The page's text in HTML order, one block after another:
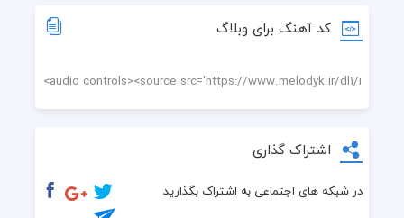
منم اشتباه کردم
میس کال رفیقاتو ندید میگیرم
جدیدا به پرو پام عجیب پیچیدن
کد آهنگ برای وبلاگ
اشتراک گذاری
در شبکه های اجتماعی به اشتراک بگذارید